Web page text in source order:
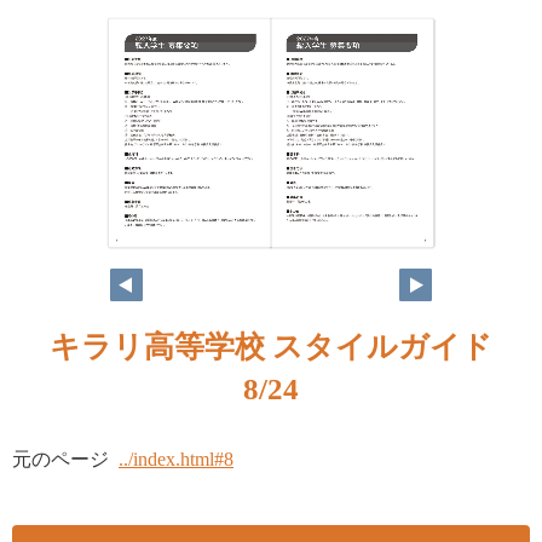
キラリ高等学校 スタイルガイド
8/24
元のページ ../index.html#8